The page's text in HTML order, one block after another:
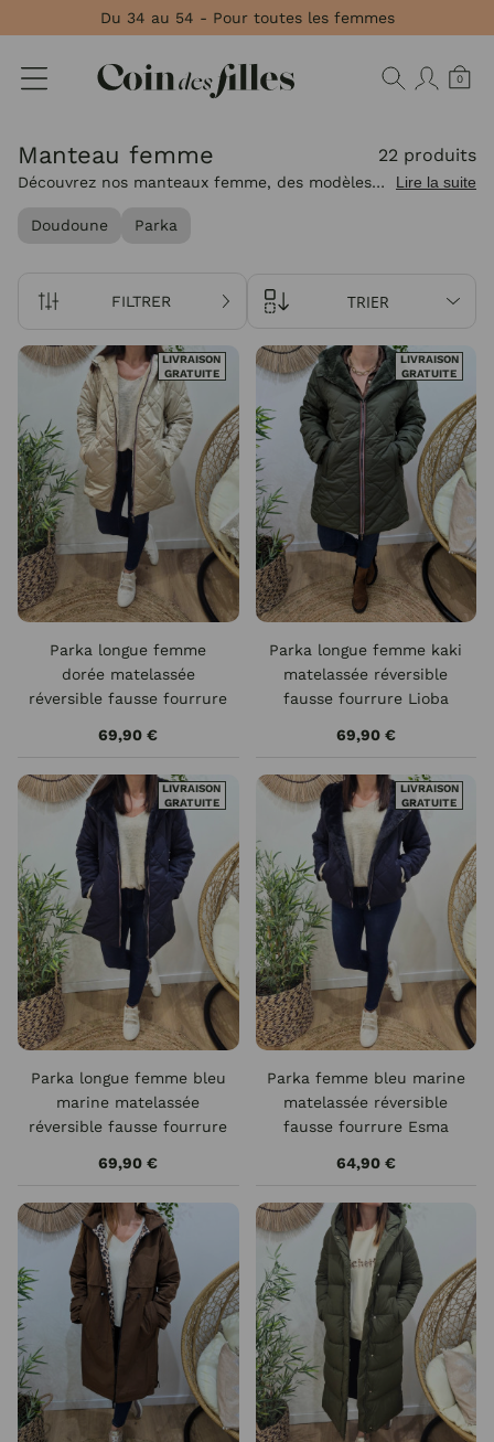
★★★★★ 4,8 Avis Garantis
0
Manteau femme 22 produits
Découvrez nos manteaux femme, des modèles
tenues avec style tout au long de la saison.
Lire la suite
Doudoune Parka
FILTRER TRIER
LIVRAISON
GRATUITE
Parka longue femme
dorée matelassée
réversible fausse fourrure
69,90 €
LIVRAISON
GRATUITE
Parka longue femme kaki
matelassée réversible
fausse fourrure Lioba
69,90 €
LIVRAISON
GRATUITE
Parka longue femme bleu
marine matelassée
réversible fausse fourrure
69,90 €
LIVRAISON
GRATUITE
Parka femme bleu marine
matelassée réversible
fausse fourrure Esma
64,90 €
Panneau de gestion des cookies